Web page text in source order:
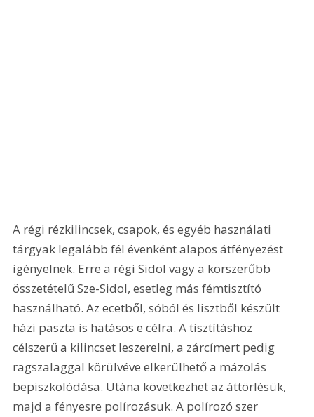
A régi rézkilincsek, csapok, és egyéb használati
tárgyak legalább fél évenként alapos átfényezést
igényelnek. Erre a régi Sidol vagy a korszerűbb
összetételű Sze-Sidol, esetleg más fémtisztító
használható. Az ecetből, sóból és lisztből készült
házi paszta is hatásos e célra. A tisztításhoz
célszerű a kilincset leszerelni, a zárcímert pedig
ragszalaggal körülvéve elkerülhető a mázolás
bepiszkolódása. Utána következhet az áttörlésük,
majd a fényesre polírozásuk. A polírozó szer